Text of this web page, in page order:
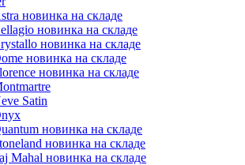
новинка на складе
новинка на складе
новинка на складе
новинка на складе
новинка на складе
Satin
новинка на складе
новинка на складе
Mahal новинка на складе